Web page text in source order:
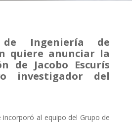
Ingeniería de
quiere anunciar la
de Jacobo Escurís
investigador del
incorporó al equipo del Grupo de